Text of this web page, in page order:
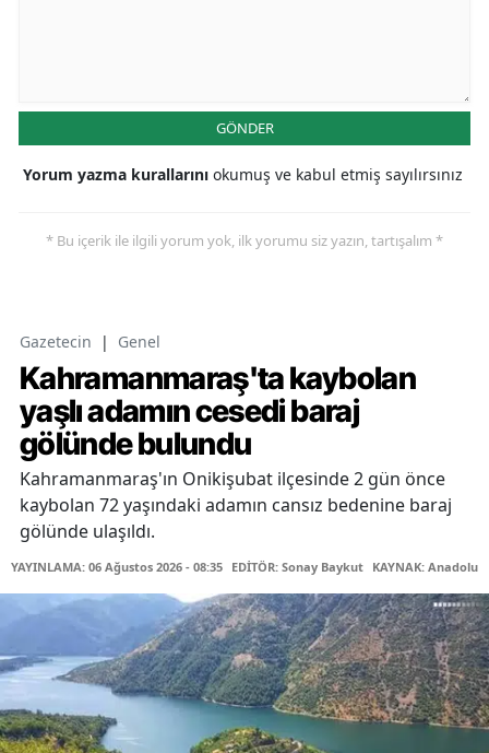
GÖNDER
Yorum yazma kurallarını okumuş ve kabul etmiş sayılırsınız
* Bu içerik ile ilgili yorum yok, ilk yorumu siz yazın, tartışalım *
Gazetecin | Genel
Kahramanmaraş'ta kaybolan
yaşlı adamın cesedi baraj
gölünde bulundu
Kahramanmaraş'ın Onikişubat ilçesinde 2 gün önce
kaybolan 72 yaşındaki adamın cansız bedenine baraj
gölünde ulaşıldı.
YAYINLAMA: 06 Ağustos 2026 - 08:35 EDİTÖR: Sonay Baykut KAYNAK: Anadolu